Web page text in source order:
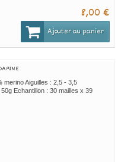
8,00 €
Ajouter au panier
merino Aiguilles : 2,5 - 3,5
Echantillon : 30 mailles x 39